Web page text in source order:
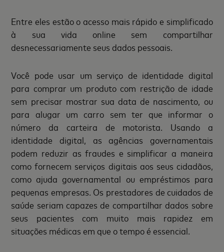
Entre eles estão o acesso mais rápido e simplificado
à sua vida online sem compartilhar
desnecessariamente seus dados pessoais.
Você pode usar um serviço de identidade digital
para comprar um produto com restrição de idade
sem precisar mostrar sua data de nascimento, ou
para alugar um carro sem ter que informar o
número da carteira de motorista. Usando a
identidade digital, as agências governamentais
podem reduzir as fraudes e simplificar a maneira
como fornecem serviços digitais aos seus cidadãos,
como ajuda governamental ou empréstimos para
pequenas empresas. Os prestadores de cuidados de
saúde seriam capazes de compartilhar dados sobre
seus pacientes com muito mais rapidez em
situações médicas em que o tempo é essencial.